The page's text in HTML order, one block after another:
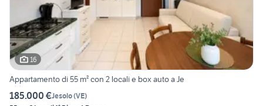
16
Appartamento di 55 m² con 2 locali e box auto a Je
185.000 €Jesolo(VE)